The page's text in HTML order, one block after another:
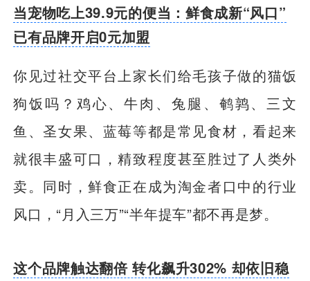
当宠物吃上39.9元的便当：鲜食成新“风口”
已有品牌开启0元加盟
你见过社交平台上家长们给毛孩子做的猫饭
狗饭吗？鸡心、牛肉、兔腿、鹌鹑、三文
鱼、圣女果、蓝莓等都是常见食材，看起来
就很丰盛可口，精致程度甚至胜过了人类外
卖。同时，鲜食正在成为淘金者口中的行业
风口，“月入三万”“半年提车”都不再是梦。
这个品牌触达翻倍 转化飙升302% 却依旧稳